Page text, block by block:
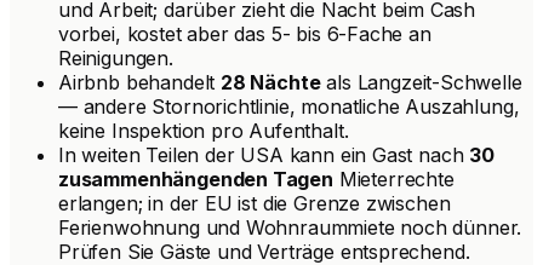
undArbeit; darüber zieht die Nacht beim Cash
vorbei, kostet aber das 5- bis 6-Fache an
Reinigungen.
Airbnb behandelt 28 Nächteals Langzeit-Schwelle
— andere Stornorichtlinie, monatliche Auszahlung,
keine Inspektion pro Aufenthalt.
In weiten Teilen der USA kann ein Gast nach 30
zusammenhängenden Tagen Mieterrechte
erlangen; in der EU ist die Grenze zwischen
Ferienwohnung und Wohnraummiete noch dünner.
Prüfen Sie Gäste und Verträge entsprechend.